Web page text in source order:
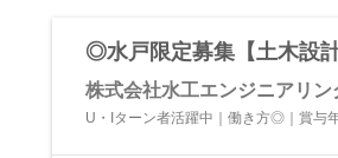
◎水戸限定募集【土木設
株式会社水工エンジニアリン
U・Iターン者活躍中｜働き方◎｜賞与